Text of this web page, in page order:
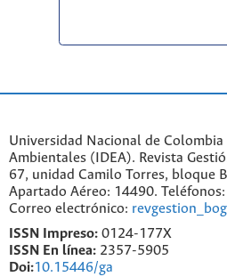
Universidad Nacional de
Ambientales (IDEA). Revista
67, unidad Camilo Torres, bloque
Apartado Aéreo: 14490.
Correo electrónico:
ISSN Impreso: 0124-177X
ISSN En línea: 2357-5905
Doi:10.15446/ga